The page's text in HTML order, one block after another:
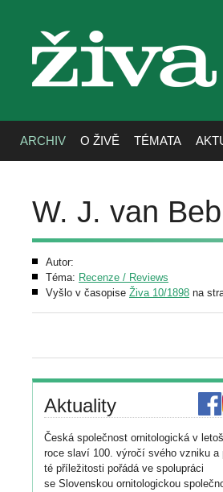
živa
ARCHIV O ŽIVĚ TÉMATA
W. J. van
Autor:
Téma: Recenze / Reviews
Vyšlo v časopise Živa 10/1898 na
Aktuality
Česká společnost ornitologická v
roce slaví 100. výročí svého vzniku a
té příležitosti pořádá ve spolupráci
se Slovenskou ornitologickou